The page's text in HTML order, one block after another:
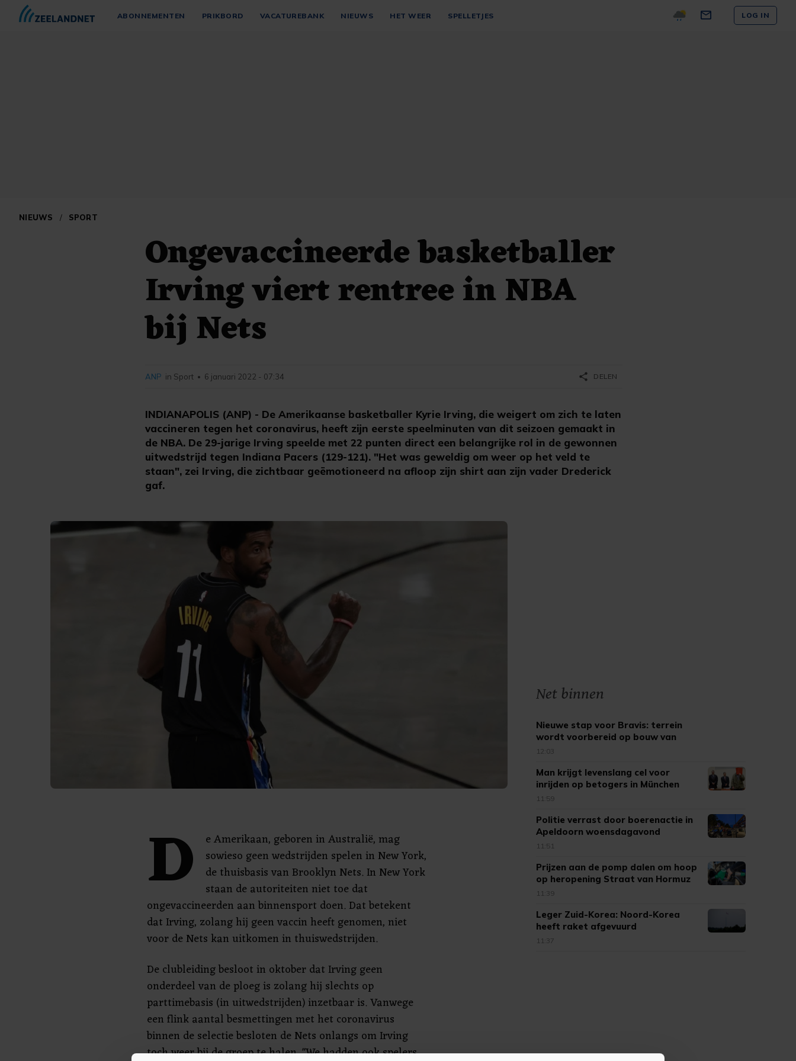
ABONNEMENTEN PRIKBORD VACATUREBANK NIEUWS HET WEER SPELLETJES LOG IN
NIEUWS / SPORT
Ongevaccineerde basketballer
Irving viert rentree in NBA
bij Nets
INDIANAPOLIS (ANP) - De Amerikaanse basketballer Kyrie Irving, die weigert om zich te laten
vaccineren tegen het coronavirus, heeft zijn eerste speelminuten van dit seizoen gemaakt in
de NBA. De 29-jarige Irving speelde met 22 punten direct een belangrijke rol in de gewonnen
uitwedstrijd tegen Indiana Pacers (129-121). "Het was geweldig om weer op het veld te
staan", zei Irving, die zichtbaar geëmotioneerd na afloop zijn shirt aan zijn vader Drederick
gaf.
ANP in Sport • 6 januari 2022 - 07:34 share DELEN
D
e Amerikaan, geboren in Australië, mag
sowieso geen wedstrijden spelen in New York,
de thuisbasis van Brooklyn Nets. In New York
staan de autoriteiten niet toe dat
ongevaccineerden aan binnensport doen. Dat betekent
dat Irving, zolang hij geen vaccin heeft genomen, niet
voor de Nets kan uitkomen in thuiswedstrijden.
De clubleiding besloot in oktober dat Irving geen
onderdeel van de ploeg is zolang hij slechts op
parttimebasis (in uitwedstrijden) inzetbaar is. Vanwege
een flink aantal besmettingen met het coronavirus
binnen de selectie besloten de Nets onlangs om Irving
toch weer bij de groep te halen. "We hadden ook spelers
Net binnen
Nieuwe stap voor Bravis: terrein
wordt voorbereid op bouw van
splinternieuw ziekenhuis
12:03
Man krijgt levenslang cel voor
inrijden op betogers in München
11:59
Politie verrast door boerenactie in
Apeldoorn woensdagavond
11:51
Prijzen aan de pomp dalen om hoop
op heropening Straat van Hormuz
11:39
Leger Zuid-Korea: Noord-Korea
heeft raket afgevuurd
11:37